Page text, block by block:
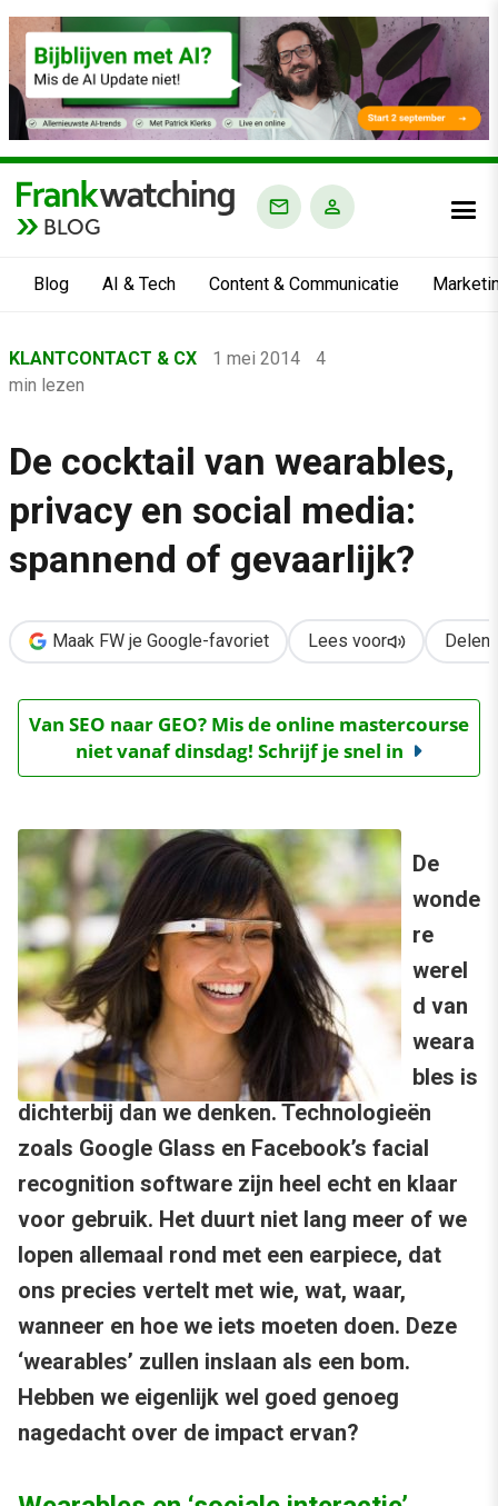
BLOG
Blog AI & Tech Content & Communicatie
›
Klantcontact & CX
›
De cocktail van wearables, privacy en social media: spannend
KLANTCONTACT & CX 1 mei 2014
4
min lezen
De cocktail van wearables,
privacy en social media:
spannend of gevaarlijk?
Maak FW je Google-favoriet Lees voor Delen
Van SEO naar GEO? Mis de online mastercourse
niet vanaf dinsdag! Schrijf je snel in
De
wonde
re
werel
d van
weara
bles is
dichterbij dan we denken. Technologieën
zoals Google Glass en Facebook’s facial
recognition software zijn heel echt en klaar
voor gebruik. Het duurt niet lang meer of we
lopen allemaal rond met een earpiece, dat
ons precies vertelt met wie, wat, waar,
wanneer en hoe we iets moeten doen. Deze
‘wearables’ zullen inslaan als een bom.
Hebben we eigenlijk wel goed genoeg
nagedacht over de impact ervan?